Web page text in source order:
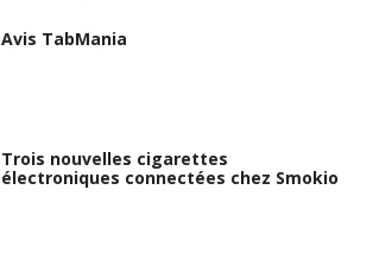
Avis TabMania
Trois nouvelles cigarettes
électroniques connectées chez Smokio